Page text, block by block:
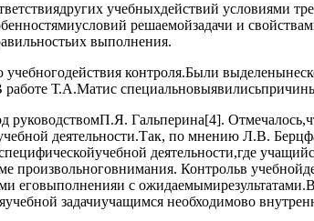
учебныхдействий условиями
решаемойзадачи и
выполнения.
контроля.Были
Т.А.Матис
Гальперина[4].
деятельности.Так, по мнению Л.В.
деятельности,где
произвольноговнимания. Контрольв
еговыполненияи с
задачиучащимся необходимово